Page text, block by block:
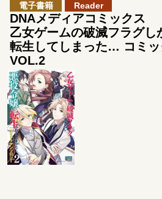
電子書籍 Reader
DNAメディアコミックス
乙女ゲームの破滅フラグし
転生してしまった… コミッ
VOL.2